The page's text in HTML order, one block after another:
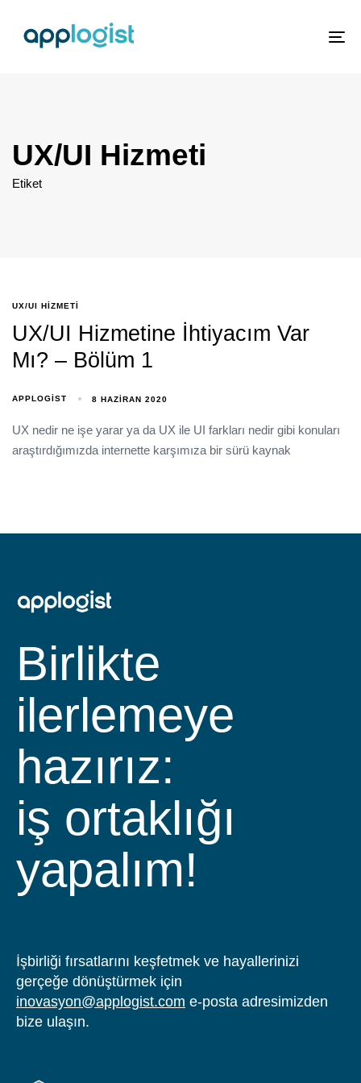
UX/UI Hizmeti
Etiket
UX/UI HIZMETI
UX/UI Hizmetine İhtiyacım Var
Mı? – Bölüm 1
APPLOGIST 8 HAZIRAN 2020
UX nedir ne işe yarar ya da UX ile UI farkları nedir gibi konuları
araştırdığımızda internette karşımıza bir sürü kaynak
Birlikte
ilerlemeye
hazırız:
iş ortaklığı
yapalım!
İşbirliği fırsatlarını keşfetmek ve hayallerinizi
gerçeğe dönüştürmek için
inovasyon@applogist.com e-posta adresimizden
bize ulaşın.